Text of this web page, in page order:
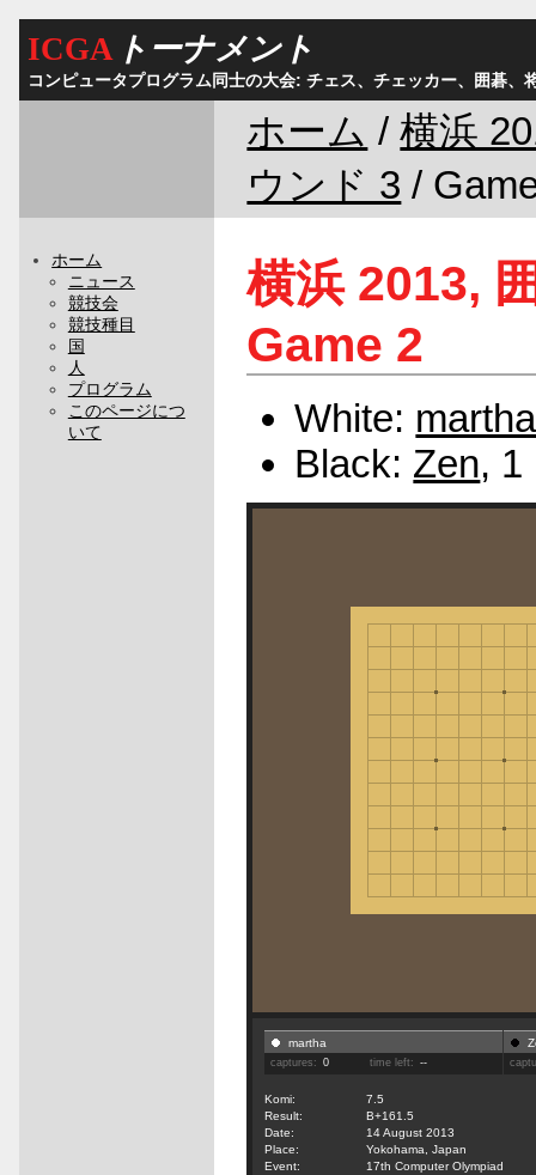
ICGAトーナメント
コンピュータプログラム同士の大会: チェス、チェッカー、囲碁、
ホーム /横浜
ウンド 3 /
ホーム
ニュース
競技会
競技種目
国
人
プログラム
このページにつ
いて
横浜 2013,
Game 2
White: martha
Black: Zen, 1
martha
captures: 0 time left: --
Komi:
7.5
Result:
B+161.5
Date:
14 August 2013
Place:
Yokohama, Japan
Event:
17th Computer Olympiad